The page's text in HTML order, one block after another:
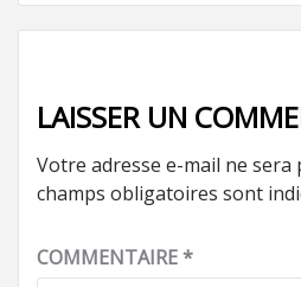
LAISSER UN
Votre adresse e-mail ne sera
champs obligatoires sont
COMMENTAIRE*